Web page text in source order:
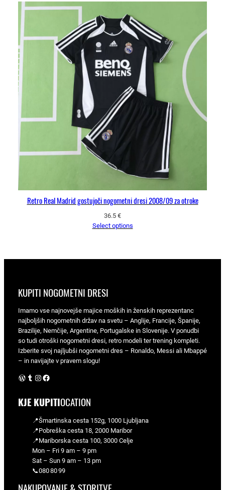
Retro Real Madrid gostujoči nogometni dresi 2008/09 za otroke
36.5 €
Select options
KUPITI NOGOMETNI DRESI
Imamo vse najnovejše majice moških in ženskih reprezentanc
najboljših nogometnih držav na svetu – Anglije, Francije, Španije,
Brazilije, Nemčije, Argentine, Portugalske in Slovenije. V ponudbi
so tudi otroški nogometni dresi, retro modeli ter trening kompleti.
Izberite svoj najljubši nogometni dres – Ronaldo, Messi ali Mbappé
– in navijajte v pravem slogu!
WordPress Instagram Facebook
KJE KUPITIOCATION
📍Šmartinska cesta 152g, 1000 Ljubljana
📍Pobreška cesta 18, 2000 Maribor
📍Mariborska cesta 100, 3000 Celje
Mon – Fri 9 am – 9 pm
Sat – Sun 9 am – 13 pm
📞080 80 99